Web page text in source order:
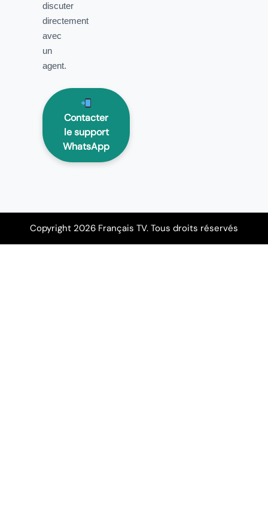
discuter
directement
avec
un
agent.
Contacter
le support
WhatsApp
Copyright 2026 Français TV. Tous droits réservés